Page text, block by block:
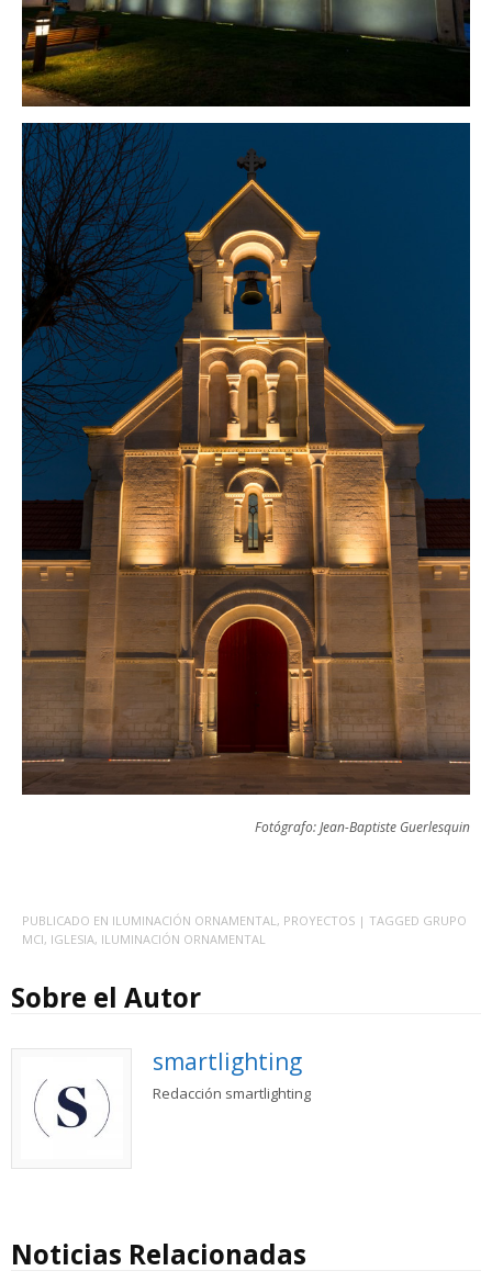
Fotógrafo: Jean-Baptiste Guerlesquin
PUBLICADO EN ILUMINACIÓN ORNAMENTAL, PROYECTOS | TAGGED GRUPO
MCI, IGLESIA, ILUMINACIÓN ORNAMENTAL
Sobre el Autor
smartlighting
Redacción smartlighting
Noticias Relacionadas